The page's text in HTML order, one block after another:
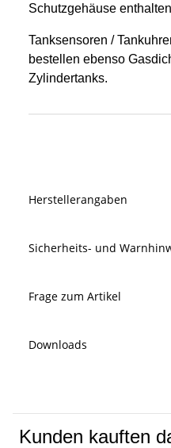
Schutzgehäuse enthalten
Tanksensoren /
bestellen ebenso
Zylindertanks.
Herstellerangaben
Sicherheits- und
Frage zum Artikel
Downloads
Kunden kauften